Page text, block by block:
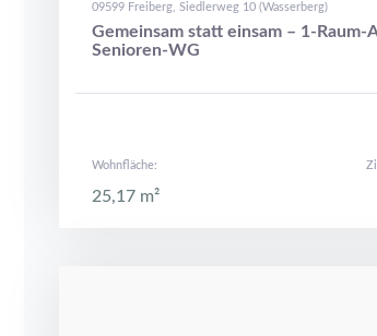
09599 Freiberg, Siedlerweg 10 (Wasserberg)
Gemeinsam statt einsam – 1-
Senioren-WG
Wohnfläche:
25,17 m²